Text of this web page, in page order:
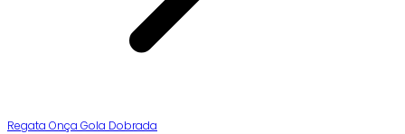
Regata Onça Gola Dobrada